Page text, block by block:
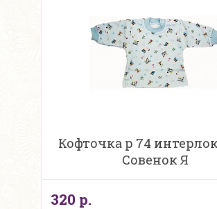
Кофточка р 74
Совенок Я
320 р.